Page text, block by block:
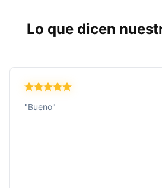
Lo que dicen
"Bueno"